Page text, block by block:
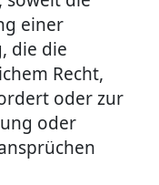
einer
die die
Recht,
oder zur
oder